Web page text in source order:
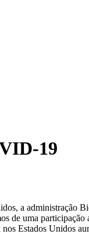
19
a administração
de uma
Estados Unidos